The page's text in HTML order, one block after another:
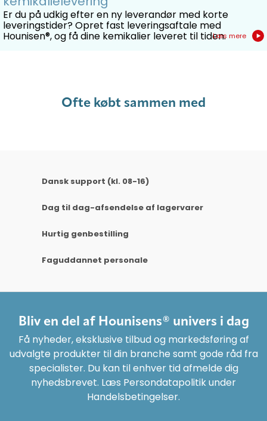
Er du på udkig efter en ny leverandør med korte
leveringstider? Opret fast leveringsaftale med
Hounisen®, og få dine kemikalier leveret til tiden.Læs mere
Ofte købt sammen med
Dansk support (kl. 08-16)
Dag til dag-afsendelse af lagervarer
Hurtig genbestilling
Faguddannet personale
Bliv en del af Hounisens® univers i dag
Få nyheder, eksklusive tilbud og markedsføring af
udvalgte produkter til din branche samt gode råd fra
specialister. Du kan til enhver tid afmelde dig
nyhedsbrevet. Læs Persondatapolitik under
Handelsbetingelser.